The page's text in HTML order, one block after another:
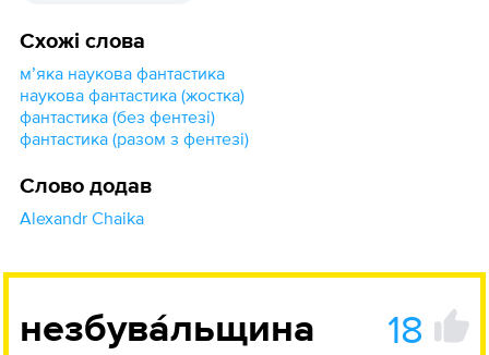
Схожі слова
мʼяка наукова фантастика
наукова фантастика (жостка)
фантастика (без фентезі)
фантастика (разом з фентезі)
Слово додав
Alexandr Chaika
незбува́льщина 18